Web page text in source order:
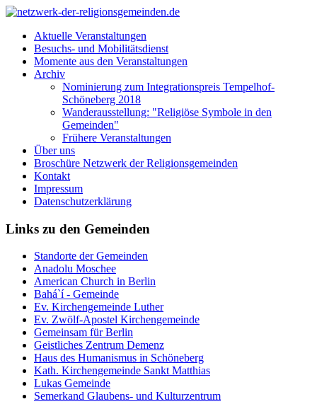
Aktuelle Veranstaltungen
Besuchs- und Mobilitätsdienst
Momente aus den Veranstaltungen
Archiv
Nominierung zum Integrationspreis Tempelhof-
Schöneberg 2018
Wanderausstellung: "Religiöse Symbole in den
Gemeinden"
Frühere Veranstaltungen
Über uns
Broschüre Netzwerk der Religionsgemeinden
Kontakt
Impressum
Datenschutzerklärung
Links zu den Gemeinden
Standorte der Gemeinden
Anadolu Moschee
American Church in Berlin
Bahá`í - Gemeinde
Ev. Kirchengemeinde Luther
Ev. Zwölf-Apostel Kirchengemeinde
Gemeinsam für Berlin
Geistliches Zentrum Demenz
Haus des Humanismus in Schöneberg
Kath. Kirchengemeinde Sankt Matthias
Lukas Gemeinde
Semerkand Glaubens- und Kulturzentrum